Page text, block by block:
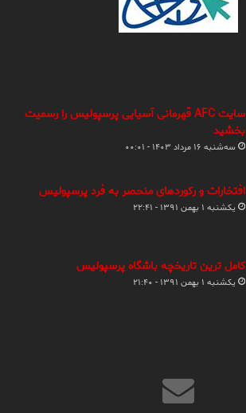
سایت AFC قهرمانی آسیایی پرسپولیس را رسمیت
بخشید
سه‌شنبه ۱۶ مرداد ۱۴۰۳ - ۰۰:۰۱
افتخارات و رکوردهای منحصر به فرد پرسپولیس
یکشنبه ۱ بهمن ۱۳۹۱ - ۲۲:۴۱
کامل ترین تاریخچه باشگاه پرسپولیس
یکشنبه ۱ بهمن ۱۳۹۱ - ۲۱:۴۰